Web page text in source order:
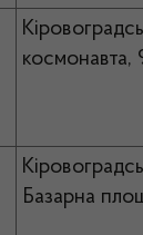
космонавта,
Базарна